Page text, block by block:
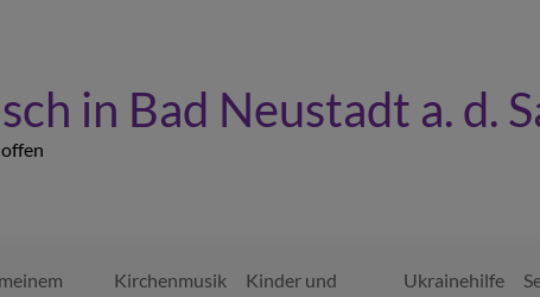
in Bad Neustadt a. d.
Kirchenmusik
Kinder und
Ukrainehilfe